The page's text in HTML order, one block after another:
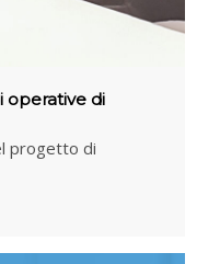
operative di
progetto di